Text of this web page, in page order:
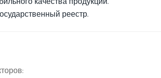
реестр.